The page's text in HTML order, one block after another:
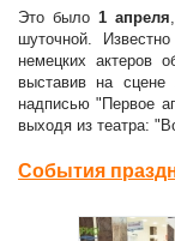
Это было 1 апреля
шуточной.
немецких актеров
выставив на сцене
надписью "Первое
выходя из театра:
События